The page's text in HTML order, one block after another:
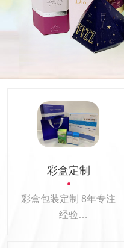
彩盒定制
彩盒包装定制 8年专注
经验